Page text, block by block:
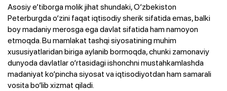
Asosiy e’tiborga molik jihat shundaki, O‘zbekiston
Peterburgda o‘zini faqat iqtisodiy sherik sifatida emas, balki
boy madaniy merosga ega davlat sifatida ham namoyon
etmoqda. Bu mamlakat tashqi siyosatining muhim
xususiyatlaridan biriga aylanib bormoqda, chunki zamonaviy
dunyoda davlatlar o‘rtasidagi ishonchni mustahkamlashda
madaniyat ko‘pincha siyosat va iqtisodiyotdan ham samarali
vosita bo‘lib xizmat qiladi.